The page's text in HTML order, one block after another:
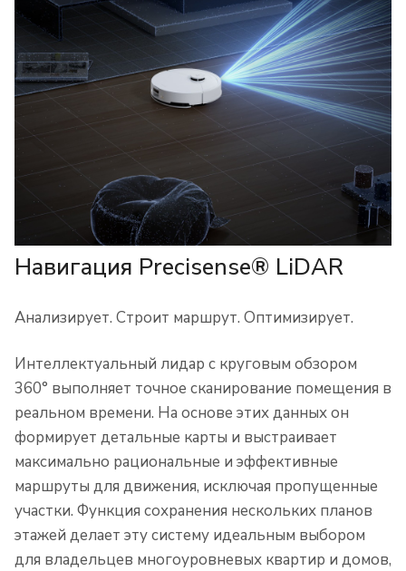
Навигация Precisense® LiDAR
Анализирует. Строит маршрут. Оптимизирует.
Интеллектуальный лидар с круговым обзором
360° выполняет точное сканирование помещения в
реальном времени. На основе этих данных он
формирует детальные карты и выстраивает
максимально рациональные и эффективные
маршруты для движения, исключая пропущенные
участки. Функция сохранения нескольких планов
этажей делает эту систему идеальным выбором
для владельцев многоуровневых квартир и домов,